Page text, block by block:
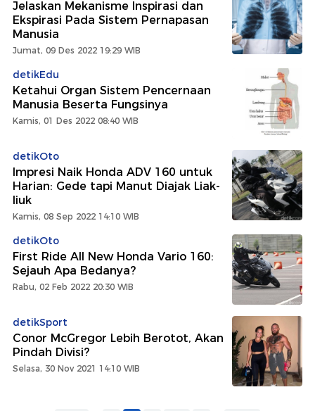
Jelaskan Mekanisme Inspirasi dan
Ekspirasi Pada Sistem Pernapasan
Manusia
Jumat, 09 Des 2022 19:29 WIB
detikEdu
Ketahui Organ Sistem Pencernaan
Manusia Beserta Fungsinya
Kamis, 01 Des 2022 08:40 WIB
detikOto
Impresi Naik Honda ADV 160 untuk
Harian: Gede tapi Manut Diajak Liak-
liuk
Kamis, 08 Sep 2022 14:10 WIB
detikOto
First Ride All New Honda Vario 160:
Sejauh Apa Bedanya?
Rabu, 02 Feb 2022 20:30 WIB
detikSport
Conor McGregor Lebih Berotot, Akan
Pindah Divisi?
Selasa, 30 Nov 2021 14:10 WIB